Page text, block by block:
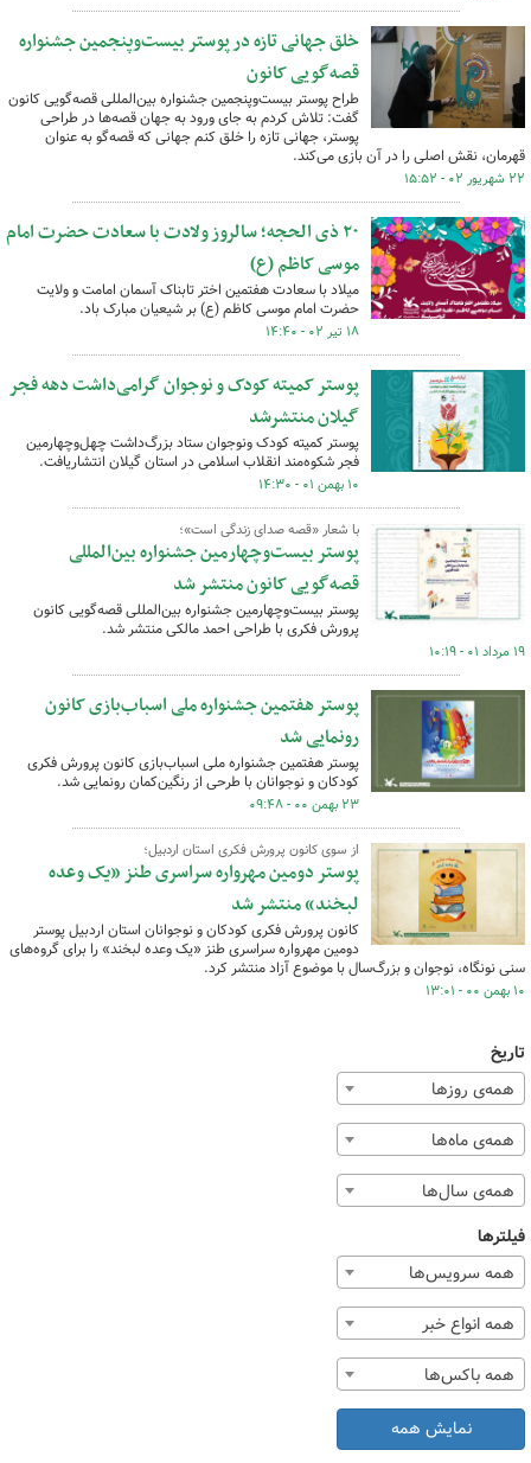
خلق جهانی تازه در پوستر بیست‌وپنجمین جشنواره
قصه‌گویی کانون
طراح پوستر بیست‌وپنجمین جشنواره بین‌المللی قصه‌گویی کانون
گفت: تلاش کردم به جای ورود به جهان قصه‌ها در طراحی
پوستر، جهانی تازه را خلق کنم جهانی که قصه‌گو به عنوان
قهرمان، نقش اصلی را در آن بازی می‌کند.
۲۲ شهریور ۰۲ - ۱۵:۵۲
۲۰ ذی الحجه؛ سالروز ولادت با سعادت حضرت امام
موسی کاظم (ع)
میلاد با سعادت هفتمین اختر تابناک آسمان امامت و ولایت
حضرت امام موسی کاظم (ع) بر شیعیان مبارک باد.
۱۸ تیر ۰۲ - ۱۴:۴۰
پوستر کمیته کودک و نوجوان گرامی‌داشت دهه فجر
گیلان منتشرشد
پوستر کمیته کودک ونوجوان ستاد بزرگ‌داشت چهل‌وچهارمین
فجر شکوه‌مند انقلاب اسلامی در استان گیلان انتشاریافت.
۱۰ بهمن ۰۱ - ۱۴:۳۰
با شعار «قصه صدای زندگی است»؛
پوستر بیست‌وچهارمین جشنواره بین‌المللی
قصه‌گویی کانون منتشر شد
پوستر بیست‌وچهارمین جشنواره بین‌المللی قصه‌گویی کانون
پرورش فکری با طراحی احمد مالکی منتشر شد.
۱۹ مرداد ۰۱ - ۱۰:۱۹
پوستر هفتمین جشنواره ملی اسباب‌بازی کانون
رونمایی شد
پوستر هفتمین جشنواره ملی اسباب‌بازی کانون پرورش فکری
کودکان و نوجوانان با طرحی از رنگین‌کمان رونمایی شد.
۲۳ بهمن ۰۰ - ۰۹:۴۸
از سوی کانون پرورش فکری استان اردبیل؛
پوستر دومین مهرواره سراسری طنز «یک وعده
لبخند» منتشر شد
کانون پرورش فکری کودکان و نوجوانان استان اردبیل پوستر
دومین مهرواره سراسری طنز «یک وعده لبخند» را برای گروه‌های
سنی نونگاه، نوجوان و بزرگ‌سال با موضوع آزاد منتشر کرد.
۱۰ بهمن ۰۰ - ۱۳:۰۱
تاریخ
همه‌ی روزها
همه‌ی ماه‌ها
همه‌ی سال‌ها
فیلترها
همه سرویس‌ها
همه انواع خبر
همه باکس‌ها
نمایش همه